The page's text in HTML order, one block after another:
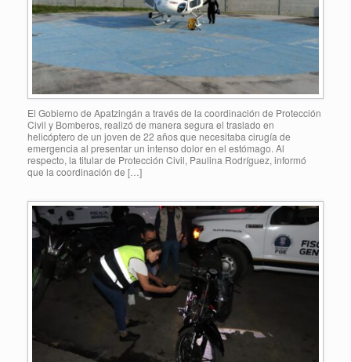
El Gobierno de Apatzingán a través de la coordinación de Protección
Civil y Bomberos, realizó de manera segura el traslado en
helicóptero de un joven de 22 años que necesitaba cirugía de
emergencia al presentar un intenso dolor en el estómago. Al
respecto, la titular de Protección Civil, Paulina Rodríguez, informó
que la coordinación de […]